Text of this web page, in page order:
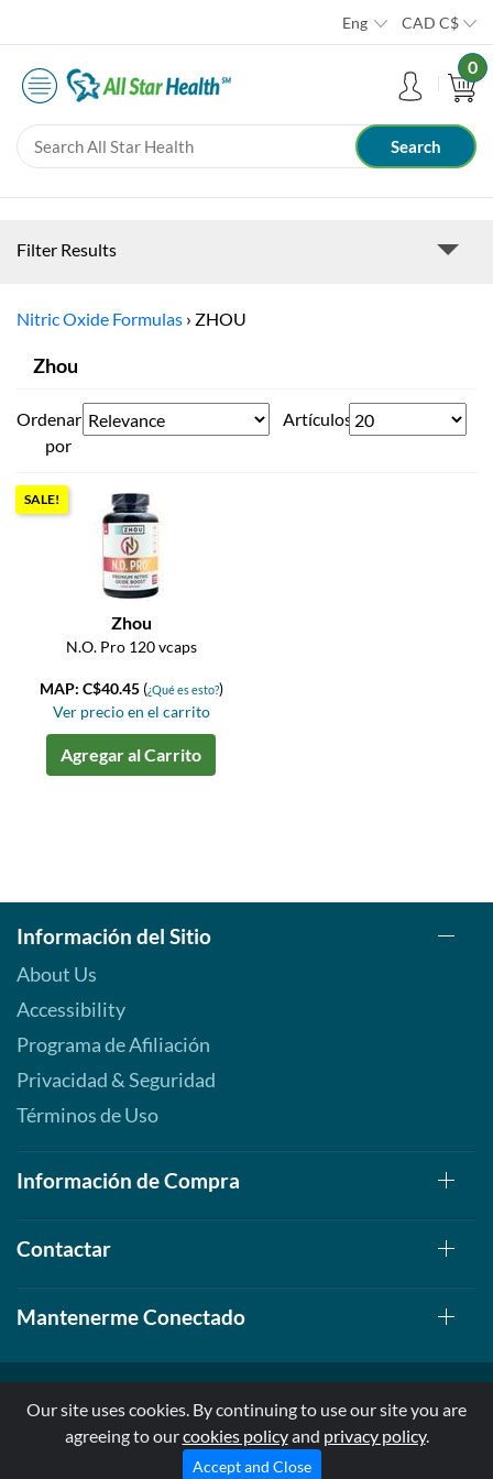
Eng CAD C$
0
Filter Results
Nitric Oxide Formulas › ZHOU
Zhou
Ordenar
por
Artículos
SALE!
Zhou
N.O. Pro 120 vcaps
MAP: C$40.45 (¿Qué es esto?)
Ver precio en el carrito
Agregar al Carrito
Información del Sitio
About Us
Accessibility
Programa de Afiliación
Privacidad & Seguridad
Términos de Uso
Información de Compra
Contactar
Mantenerme Conectado
© 1999-2026, AllStarHealth.com | All Rights Reserved
* Estas declaraciones no han sido evaluadas por la FDA
Our site uses cookies. By continuing to use our site you are
agreeing to ourcookies policyand privacy policy.
Accept and Close